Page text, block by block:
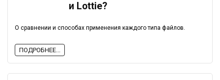
и Lottie?
О сравнении и способах применения каждого типа файлов.
ПОДРОБНЕЕ...